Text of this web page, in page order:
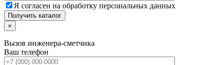
Я согласен на обработку персональных данных
×
Вызов инженера-сметчика
Ваш телефон